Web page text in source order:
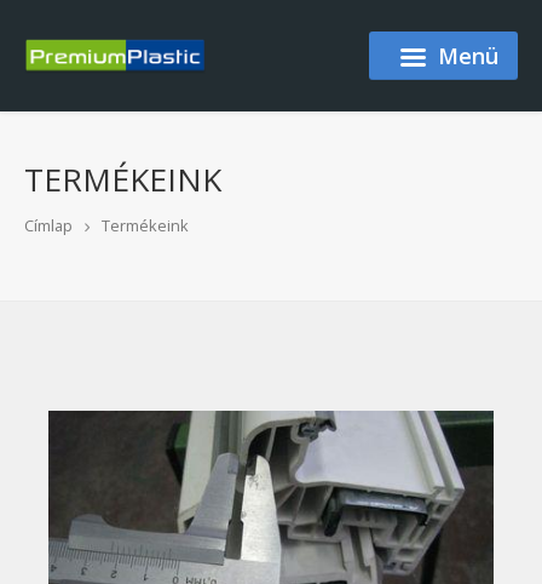
Menü
TERMÉKEINK
Címlap Termékeink